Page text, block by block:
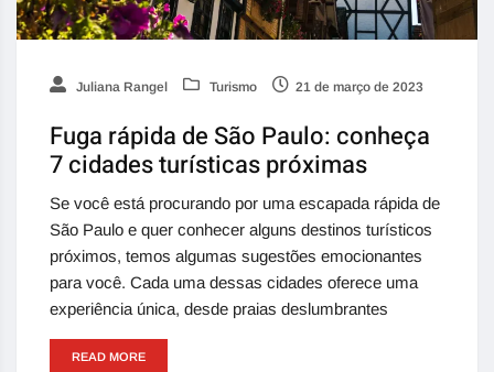
Juliana Rangel Turismo 21 de março de 2023
Fuga rápida de São Paulo: conheça
7 cidades turísticas próximas
Se você está procurando por uma escapada rápida de
São Paulo e quer conhecer alguns destinos turísticos
próximos, temos algumas sugestões emocionantes
para você. Cada uma dessas cidades oferece uma
experiência única, desde praias deslumbrantes
READ MORE